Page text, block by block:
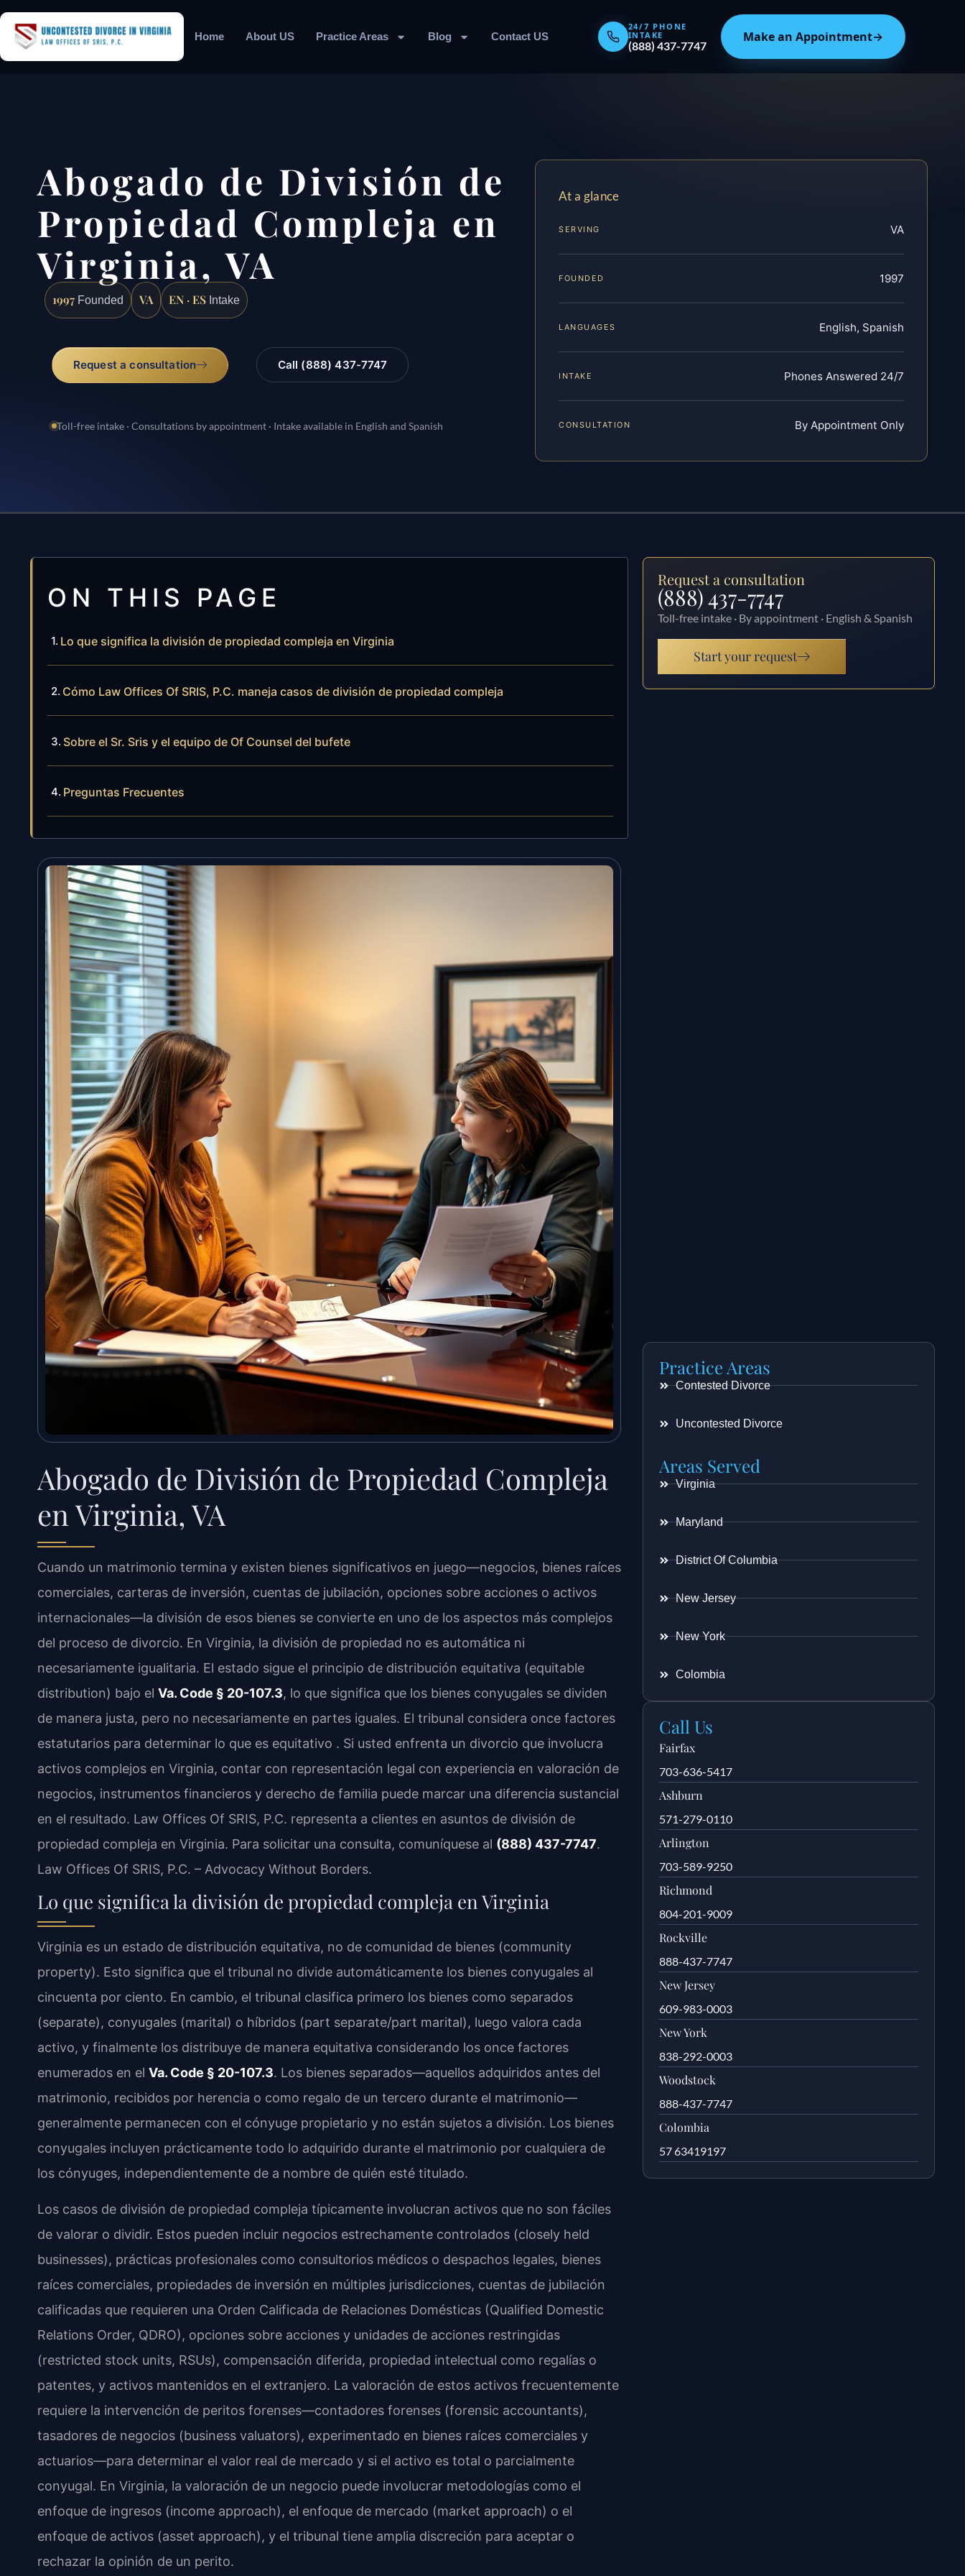
Home About US Practice Areas Blog Contact US
24/7 PHONE
INTAKE
(888) 437-7747
Make an Appointment→
Abogado de División de
Propiedad Compleja en
Virginia, VA
1997 Founded VA EN · ES Intake
Request a consultation Call (888) 437-7747
Toll-free intake · Consultations by appointment · Intake available in English and Spanish
At a glance
SERVING VA
FOUNDED 1997
LANGUAGES English, Spanish
INTAKE Phones Answered 24/7
CONSULTATION By Appointment Only
ON THIS PAGE
Lo que significa la división de propiedad compleja en Virginia
Cómo Law Offices Of SRIS, P.C. maneja casos de división de propiedad compleja
Sobre el Sr. Sris y el equipo de Of Counsel del bufete
Preguntas Frecuentes
Abogado de División de Propiedad Compleja
en Virginia, VA
Cuando un matrimonio termina y existen bienes significativos en juego—negocios, bienes raíces
comerciales, carteras de inversión, cuentas de jubilación, opciones sobre acciones o activos
internacionales—la división de esos bienes se convierte en uno de los aspectos más complejos
del proceso de divorcio. En Virginia, la división de propiedad no es automática ni
necesariamente igualitaria. El estado sigue el principio de distribución equitativa (equitable
distribution) bajo el Va. Code § 20-107.3, lo que significa que los bienes conyugales se dividen
de manera justa, pero no necesariamente en partes iguales. El tribunal considera once factores
estatutarios para determinar lo que es equitativo . Si usted enfrenta un divorcio que involucra
activos complejos en Virginia, contar con representación legal con experiencia en valoración de
negocios, instrumentos financieros y derecho de familia puede marcar una diferencia sustancial
en el resultado. Law Offices Of SRIS, P.C. representa a clientes en asuntos de división de
propiedad compleja en Virginia. Para solicitar una consulta, comuníquese al (888) 437-7747.
Law Offices Of SRIS, P.C. – Advocacy Without Borders.
Lo que significa la división de propiedad compleja en Virginia
Virginia es un estado de distribución equitativa, no de comunidad de bienes (community
property). Esto significa que el tribunal no divide automáticamente los bienes conyugales al
cincuenta por ciento. En cambio, el tribunal clasifica primero los bienes como separados
(separate), conyugales (marital) o híbridos (part separate/part marital), luego valora cada
activo, y finalmente los distribuye de manera equitativa considerando los once factores
enumerados en el Va. Code § 20-107.3. Los bienes separados—aquellos adquiridos antes del
matrimonio, recibidos por herencia o como regalo de un tercero durante el matrimonio—
generalmente permanecen con el cónyuge propietario y no están sujetos a división. Los bienes
conyugales incluyen prácticamente todo lo adquirido durante el matrimonio por cualquiera de
los cónyuges, independientemente de a nombre de quién esté titulado.
Los casos de división de propiedad compleja típicamente involucran activos que no son fáciles
de valorar o dividir. Estos pueden incluir negocios estrechamente controlados (closely held
businesses), prácticas profesionales como consultorios médicos o despachos legales, bienes
raíces comerciales, propiedades de inversión en múltiples jurisdicciones, cuentas de jubilación
calificadas que requieren una Orden Calificada de Relaciones Domésticas (Qualified Domestic
Relations Order, QDRO), opciones sobre acciones y unidades de acciones restringidas
(restricted stock units, RSUs), compensación diferida, propiedad intelectual como regalías o
patentes, y activos mantenidos en el extranjero. La valoración de estos activos frecuentemente
requiere la intervención de peritos forenses—contadores forenses (forensic accountants),
tasadores de negocios (business valuators), experimentado en bienes raíces comerciales y
actuarios—para determinar el valor real de mercado y si el activo es total o parcialmente
conyugal. En Virginia, la valoración de un negocio puede involucrar metodologías como el
enfoque de ingresos (income approach), el enfoque de mercado (market approach) o el
enfoque de activos (asset approach), y el tribunal tiene amplia discreción para aceptar o
rechazar la opinión de un perito.
Request a consultation
(888) 437-7747
Toll-free intake · By appointment · English & Spanish
Start your request
Practice Areas
Contested Divorce
Uncontested Divorce
Areas Served
Virginia
Maryland
District Of Columbia
New Jersey
New York
Colombia
Call Us
Fairfax
703-636-5417
Ashburn
571-279-0110
Arlington
703-589-9250
Richmond
804-201-9009
Rockville
888-437-7747
New Jersey
609-983-0003
New York
838-292-0003
Woodstock
888-437-7747
Colombia
57 63419197